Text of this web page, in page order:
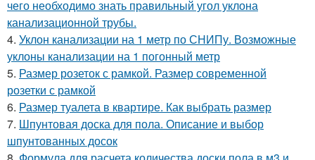
чего необходимо знать правильный угол уклона
канализационной трубы.
4. Уклон канализации на 1 метр по СНИПу. Возможные
уклоны канализации на 1 погонный метр
5. Размер розеток с рамкой. Размер современной
розетки с рамкой
6. Размер туалета в квартире. Как выбрать размер
7. Шпунтовая доска для пола. Описание и выбор
шпунтованных досок